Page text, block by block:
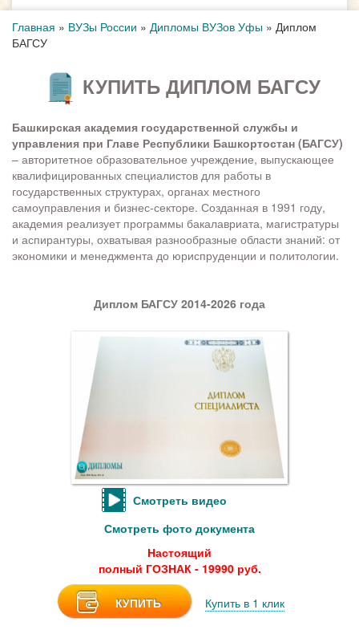
Главная » ВУЗы России » Дипломы ВУЗов Уфы » Диплом
БАГСУ
КУПИТЬ ДИПЛОМ БАГСУ
Башкирская академия государственной службы и
управления при Главе Республики Башкортостан (БАГСУ)
– авторитетное образовательное учреждение, выпускающее
квалифицированных специалистов для работы в
государственных структурах, органах местного
самоуправления и бизнес-секторе. Созданная в 1991 году,
академия реализует программы бакалавриата, магистратуры
и аспирантуры, охватывая разнообразные области знаний: от
экономики и менеджмента до юриспруденции и политологии.
Диплом БАГСУ 2014-2026 года
Смотреть видео
Смотреть фото документа
Настоящий
полный ГОЗНАК - 19990 руб.
КУПИТЬ Купить в 1 клик